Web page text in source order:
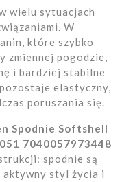
wielu sytuacjach
W
które szybko
zmiennej pogodzie,
i bardziej stabilne
elastyczny,
poruszania się.
Spodnie Softshell
7040057973448
spodnie są
aktywny styl życia i